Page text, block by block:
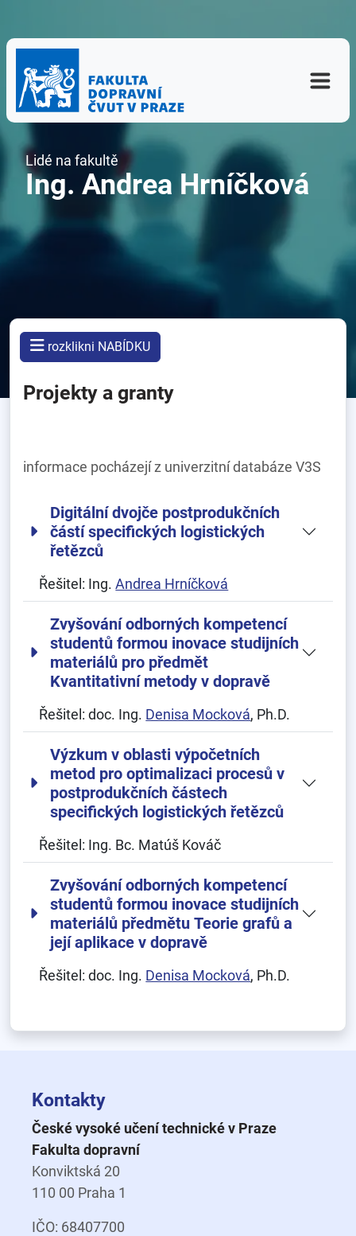
Lidé na fakultě
Ing. Andrea Hrníčková
rozklikni NABÍDKU
Projekty a granty
informace pocházejí z univerzitní databáze V3S
Digitální dvojče postprodukčních
částí specifických logistických
řetězců
Řešitel: Ing.Andrea Hrníčková
Zvyšování odborných kompetencí
studentů formou inovace studijních
materiálů pro předmět
Kvantitativní metody v dopravě
Řešitel: doc. Ing. Denisa Mocková, Ph.D.
Výzkum v oblasti výpočetních
metod pro optimalizaci procesů v
postprodukčních částech
specifických logistických řetězců
Řešitel: Ing. Bc. Matúš Kováč
Zvyšování odborných kompetencí
studentů formou inovace studijních
materiálů předmětu Teorie grafů a
její aplikace v dopravě
Řešitel: doc. Ing. Denisa Mocková, Ph.D.
Kontakty
České vysoké učení technické v Praze
Fakulta dopravní
Konviktská 20
110 00 Praha 1
IČO: 68407700